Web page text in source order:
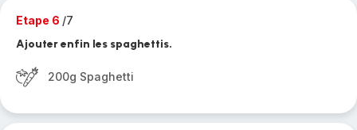
Etape 6 /7
Ajouter enfin les spaghettis.
200g Spaghetti